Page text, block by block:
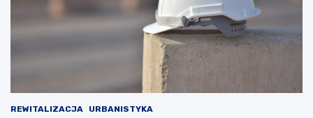
REWITALIZACJA URBANISTYKA